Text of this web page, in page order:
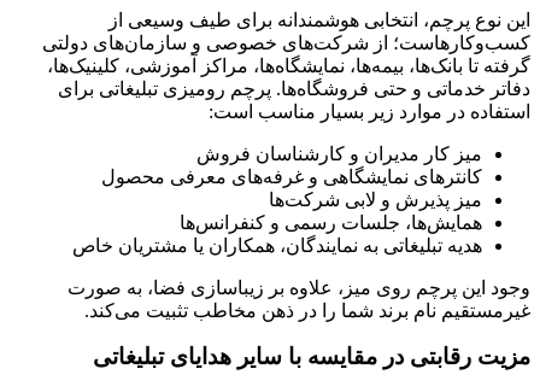
این نوع پرچم، انتخابی هوشمندانه برای طیف وسیعی از
کسب‌وکارهاست؛ از شرکت‌های خصوصی و سازمان‌های دولتی
گرفته تا بانک‌ها، بیمه‌ها، نمایشگاه‌ها، مراکز آموزشی، کلینیک‌ها،
دفاتر خدماتی و حتی فروشگاه‌ها. پرچم رومیزی تبلیغاتی برای
استفاده در موارد زیر بسیار مناسب است:
میز کار مدیران و کارشناسان فروش
کانترهای نمایشگاهی و غرفه‌های معرفی محصول
میز پذیرش و لابی شرکت‌ها
همایش‌ها، جلسات رسمی و کنفرانس‌ها
هدیه تبلیغاتی به نمایندگان، همکاران یا مشتریان خاص
وجود این پرچم روی میز، علاوه بر زیباسازی فضا، به صورت
غیرمستقیم نام برند شما را در ذهن مخاطب تثبیت می‌کند.
مزیت رقابتی در مقایسه با سایر هدایای تبلیغاتی